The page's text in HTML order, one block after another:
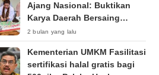
Ajang Nasional: Buktikan
Karya Daerah Bersaing
Setara Kota Besar
2 bulan yang lalu
Kementerian UMKM Fasilitasi
sertifikasi halal gratis bagi